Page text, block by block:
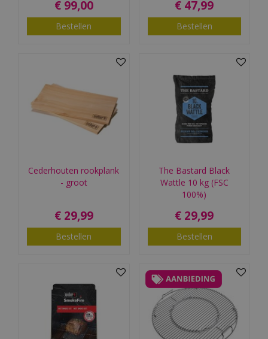
€ 99,00
Bestellen
€ 47,99
Bestellen
Cederhouten rookplank
- groot
€ 29,99
Bestellen
The Bastard Black
Wattle 10 kg (FSC
100%)
€ 29,99
Bestellen